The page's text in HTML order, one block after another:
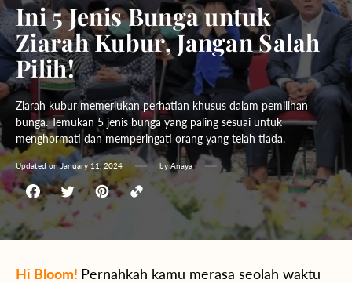
Ini 5 Jenis Bunga untuk
Ziarah Kubur, Jangan Salah
Pilih!
Ziarah kubur memerlukan perhatian khusus dalam pemilihan
bunga. Temukan 5 jenis bunga yang paling sesuai untuk
menghormati dan memperingati orang yang telah tiada.
Updated on January 11, 2024 byAnaya
Hi Bloom! Pernahkah kamu merasa seolah waktu